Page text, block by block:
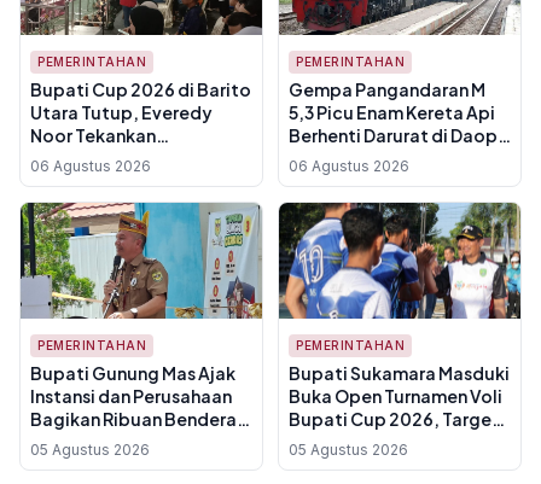
PEMERINTAHAN
Bupati Cup 2026 di Barito
Utara Tutup, Everedy
Noor Tekankan
Sportivitas untuk Perkuat
Sinergi ASN dan
Perbankan
06 Agustus 2026
PEMERINTAHAN
Gempa Pangandaran M
5,3 Picu Enam Kereta Api
Berhenti Darurat di Daop 2
Bandung
06 Agustus 2026
PEMERINTAHAN
Bupati Gunung Mas Ajak
Instansi dan Perusahaan
Bagikan Ribuan Bendera
Merah Putih Jelang HUT
Ke-81 RI, Ini Rincian
05 Agustus 2026
PEMERINTAHAN
Bupati Sukamara Masduki
Buka Open Turnamen Voli
Bupati Cup 2026, Target
Lahirkan Atlet Berprestasi
dan Putar Roda UMKM
05 Agustus 2026